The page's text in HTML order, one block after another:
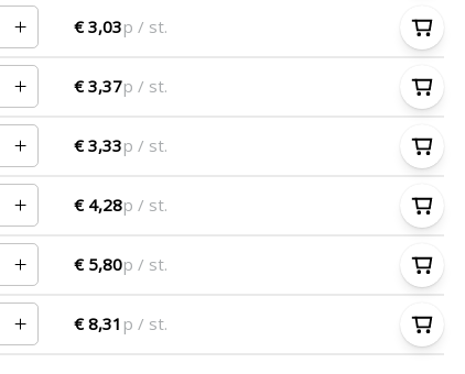
€ 3,03p / st.
€ 3,37p / st.
€ 3,33p / st.
€ 4,28p / st.
€ 5,80p / st.
€ 8,31 p / st.